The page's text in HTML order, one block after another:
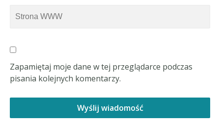
Zapamiętaj moje dane w tej przeglądarce podczas
pisania kolejnych komentarzy.